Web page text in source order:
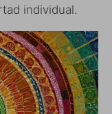
individual.